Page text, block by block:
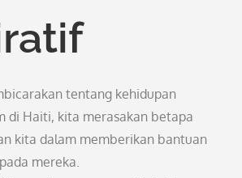
tentang kehidupan
di Haiti, kita merasakan betapa
kita dalam memberikan bantuan
mereka.